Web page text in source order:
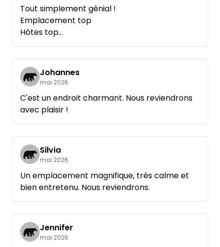
surtout pour le sauna (que nous n'avons
toutefois pas utilisé à cause de la chaleur) et
la salle de bain très propre, ainsi que pour
l'ensemble du domaine bien entretenu...
Tout simplement génial !
Emplacement top
Hôtes top
On reviendra !
Salutations, Marc
Johannes
mai 2026
C'est un endroit charmant. Nous reviendrons
avec plaisir !
Silvia
mai 2026
Un emplacement magnifique, très calme et
bien entretenu. Nous reviendrons.
Jennifer
mai 2026